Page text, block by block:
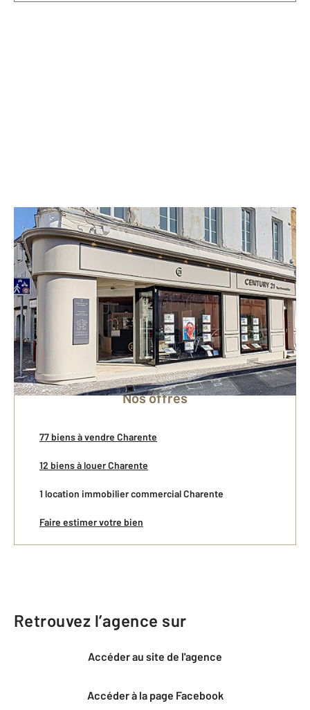
Nos spécialités
Gestion Locative
Location
Nos offres
77 biens à vendre Charente
12 biens à louer Charente
1 location immobilier commercial Charente
Faire estimer votre bien
Retrouvez l’agence sur
Accéder au site de l'agence
Accéder à la page Facebook